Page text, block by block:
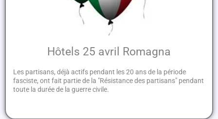
Hôtels 25 avril Romagna
Les partisans, déjà actifs pendant les 20 ans de la période
fasciste, ont fait partie de la "Résistance des partisans" pendant
toute la durée de la guerre civile.